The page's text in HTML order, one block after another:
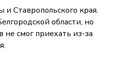
Ставропольского края.
области, но
не смог приехать из-за